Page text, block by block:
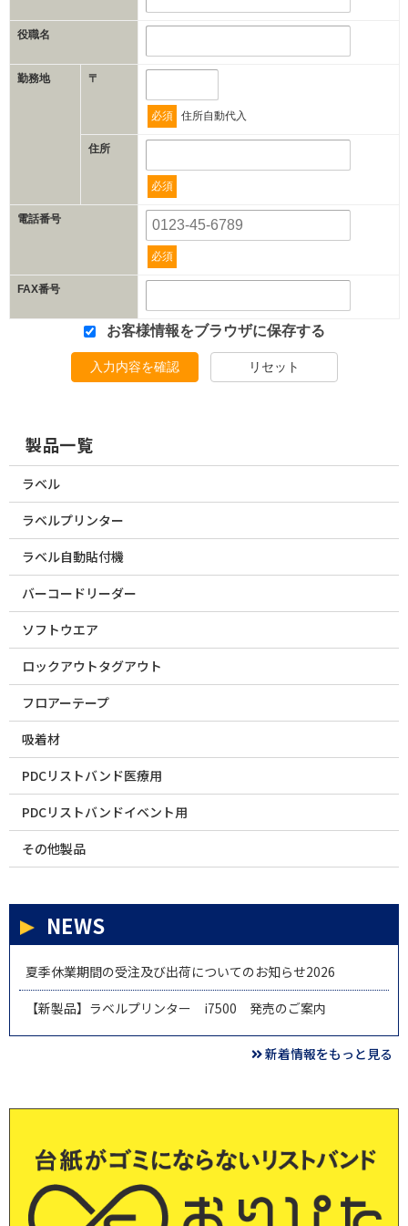
役職名
勤務地 〒
必須 住所自動代入
住所
必須
電話番号
必須
FAX番号
お客様情報をブラウザに保存する
入力内容を確認 リセット
製品一覧
ラベル
ラベルプリンター
ラベル自動貼付機
バーコードリーダー
ソフトウエア
ロックアウトタグアウト
フロアーテープ
吸着材
PDCリストバンド医療用
PDCリストバンドイベント用
その他製品
NEWS
夏季休業期間の受注及び出荷についてのお知らせ2026
【新製品】ラベルプリンター i7500 発売のご案内
新着情報をもっと見る